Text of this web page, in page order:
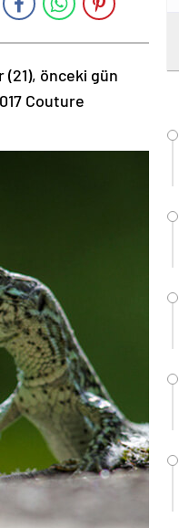
önceki gün
Couture